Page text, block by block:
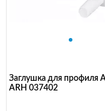
Заглушка для профиля
ARH 037402